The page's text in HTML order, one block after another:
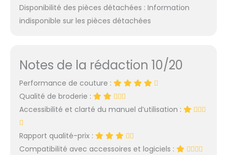
Disponibilité des pièces détachées : Information
indisponible sur les pièces détachées
Notes de la rédaction 10/20
Performance de couture :
Qualité de broderie :
Accessibilité et clarté du manuel d’utilisation :
Rapport qualité-prix :
Compatibilité avec accessoires et logiciels :